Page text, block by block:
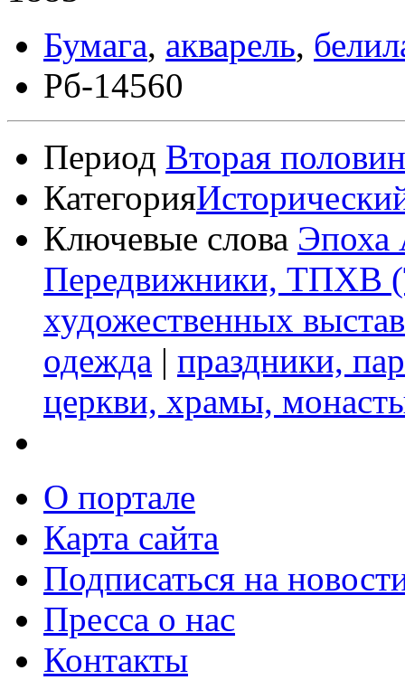
Бумага, акварель,
Рб-14560
Период Вторая
Категория
Ключевые слова Эпоха
Передвижники, ТПХВ
художественных
одежда | праздники,
церкви, храмы,
О портале
Карта сайта
Подписаться на
Пресса о нас
Контакты